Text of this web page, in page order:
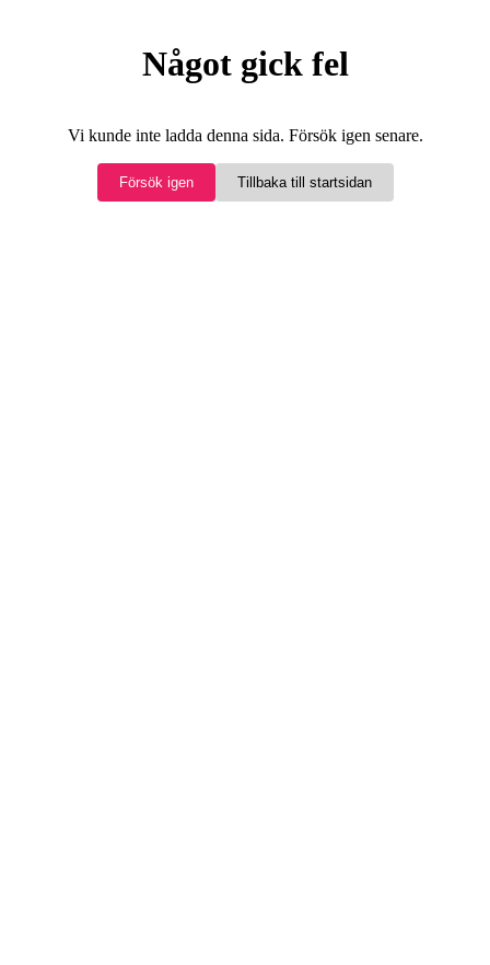
Något gick fel
Vi kunde inte ladda denna sida. Försök igen senare.
Försök igen Tillbaka till startsidan